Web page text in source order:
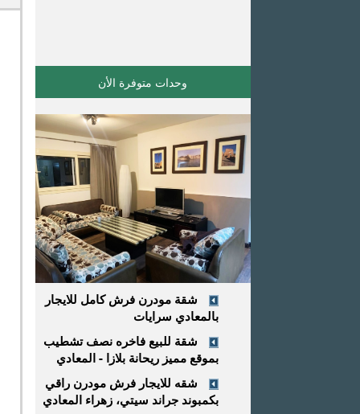
وحدات متوفرة اﻷن
شقة مودرن فرش كامل للايجار
بالمعادي سرايات
شقة للبيع فاخره نصف تشطيب
بموقع مميز ريحانة بلازا - المعادي
شقه للايجار فرش مودرن راقي
بكمبوند جراند سيتي، زهراء المعادي